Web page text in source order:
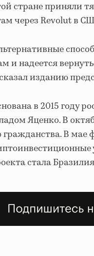
стране приняли
через Revolut в
и надеется
изданию
в 2015 году
Яценко. В
гражданства. В мае
стала